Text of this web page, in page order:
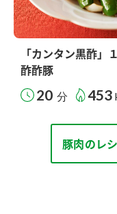
「カンタン黒酢」
酢酢豚
20 分 453
豚肉のレ